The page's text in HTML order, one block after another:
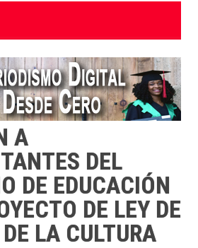
A
DEL
DE EDUCACIÓN
DE LEY DE
LA CULTURA